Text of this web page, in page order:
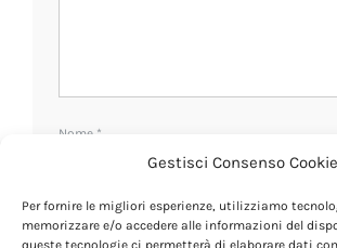
Gestisci Consenso Cookie
Per fornire le migliori esperienze, utilizziamo
memorizzare e/o accedere alle informazioni del
queste tecnologie ci permetterà di elaborare dati
Nome *
Email*